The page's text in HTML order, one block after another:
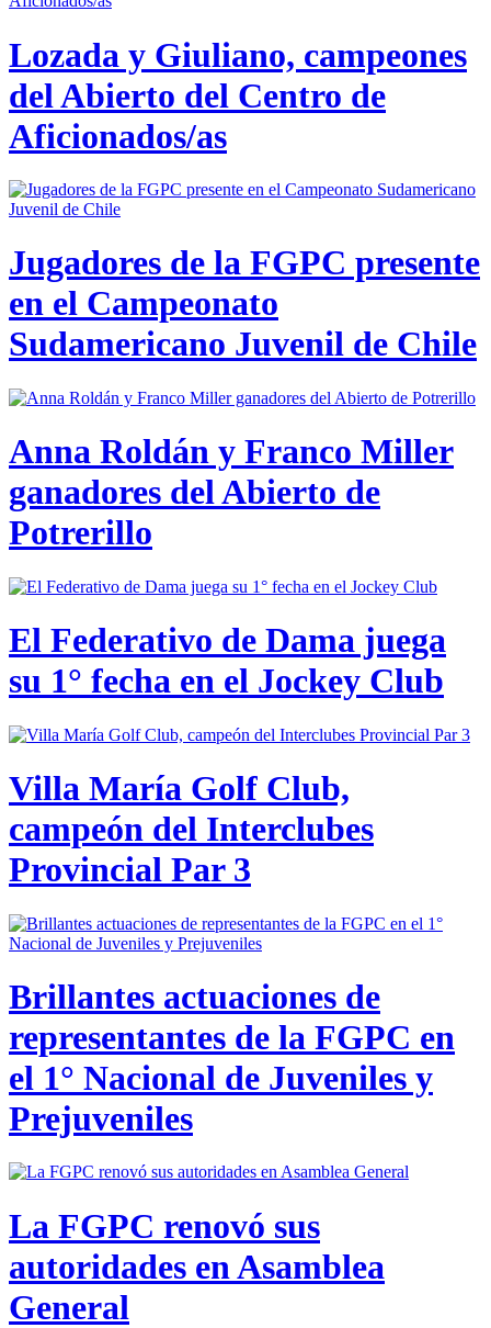
Lozada y Giuliano, campeones
del Abierto del Centro de
Aficionados/as
Jugadores de la FGPC presente
en el Campeonato
Sudamericano Juvenil de Chile
Anna Roldán y Franco Miller
ganadores del Abierto de
Potrerillo
El Federativo de Dama juega
su 1° fecha en el Jockey Club
Villa María Golf Club,
campeón del Interclubes
Provincial Par 3
Brillantes actuaciones de
representantes de la FGPC en
el 1° Nacional de Juveniles y
Prejuveniles
La FGPC renovó sus
autoridades en Asamblea
General